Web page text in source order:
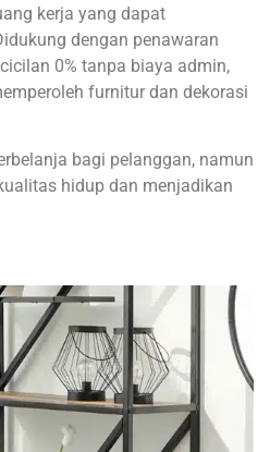
kerja yang dapat
dengan penawaran
0% tanpa biaya admin,
furnitur dan dekorasi
bagi pelanggan, namun
hidup dan menjadikan